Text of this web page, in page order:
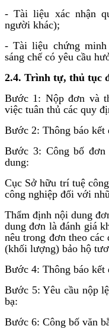
- Tài liệu xác nhận
người khác);
- Tài liệu chứng
sáng chế có yêu cầu
2.4. Trình tự, thủ tục
Bước 1: Nộp đơn và
việc tuân thủ các quy
Bước 2: Thông báo kết
Bước 3: Công bố
dung:
Cục Sở hữu trí tuệ
công nghiệp đối với
Thẩm định nội dung
dung đơn là đánh giá
nêu trong đơn theo
(khối lượng) bảo hộ
Bước 4: Thông báo kết
Bước 5: Yêu cầu nộp
bạ:
Bước 6: Công bố văn